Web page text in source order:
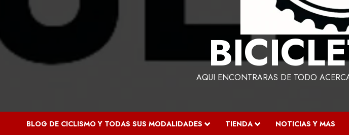
AQUI ENCONTRARAS DE TODO
BLOG DE CICLISMO Y TODAS SUS MODALIDADES TIENDA NOTICIAS Y MAS